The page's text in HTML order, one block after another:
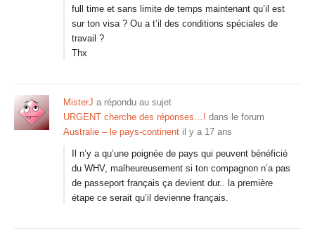
full time et sans limite de temps maintenant qu’il est
sur ton visa ? Ou a t’il des conditions spéciales de
travail ?
Thx
MisterJ a répondu au sujet
URGENT cherche des réponses…! dans le forum
Australie – le pays-continent il y a 17 ans
Il n’y a qu’une poignée de pays qui peuvent bénéficié
du WHV, malheureusement si ton compagnon n’a pas
de passeport français ça devient dur.. la première
étape ce serait qu’il devienne français.